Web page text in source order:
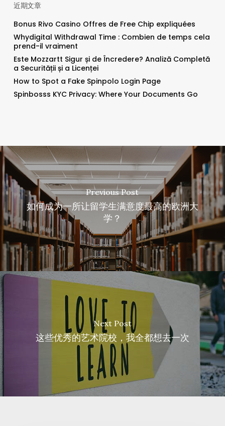
近期文章
Bonus Rivo Casino Offres de Free Chip expliquées
Whydigital Withdrawal Time : Combien de temps cela
prend-il vraiment
Este Mozzartt Sigur și de Încredere? Analiză Completă
a Securității și a Licenței
How to Spot a Fake Spinpolo Login Page
Spinbosss KYC Privacy: Where Your Documents Go
Previous Post
如何成为一所让留学生满意度最高的欧洲大
学？
Next Post
这些优秀的艺术院校，我全都想去一次